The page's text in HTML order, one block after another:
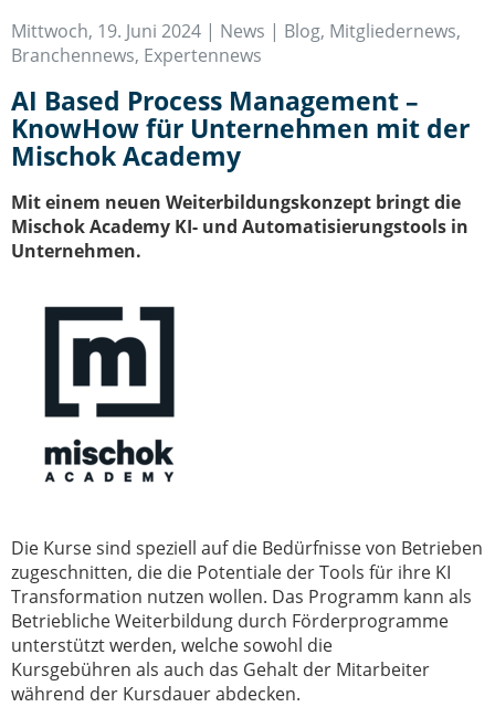
Start-Up Augsburg
Mittwoch, 19. Juni 2024 | News | Blog, Mitgliedernews,
Branchennews, Expertennews
AI Based Process Management –
KnowHow für Unternehmen mit der
Mischok Academy
Mit einem neuen Weiterbildungskonzept bringt die
Mischok Academy KI- und Automatisierungstools in
Unternehmen.
Die Kurse sind speziell auf die Bedürfnisse von Betrieben
zugeschnitten, die die Potentiale der Tools für ihre KI
Transformation nutzen wollen. Das Programm kann als
BetrieblicheWeiterbildung durch Förderprogramme
unterstützt werden, welche sowohl die
Kursgebühren als auch das Gehalt der Mitarbeiter
während der Kursdauer abdecken.